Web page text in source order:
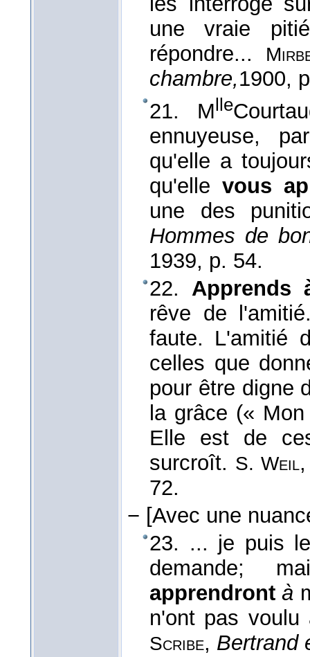
une vraie
répondre...
chambre,1900,
21. Mlle
ennuyeuse,
qu'elle a
qu'elle vous
une des
Hommes de
1939, p. 54.
22. Apprends
rêve de
faute. L'amitié
celles que
pour être digne
la grâce («
Elle est de
surcroît. S. Weil
72.
− [Avec une
23. ... je puis
demande;
apprendrontà
n'ont pas voulu
Scribe, Bertrand